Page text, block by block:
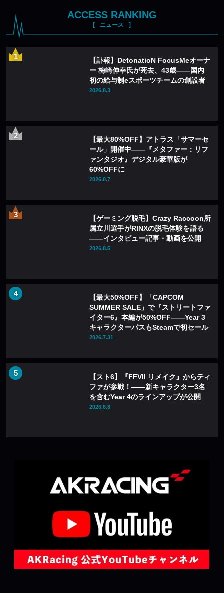
ACCESS RANKING
ニュース
【訃報】DetonatioN FocusMeオーナ
ー 梅崎伸幸氏が死去、43歳——国内
初の給与制eスポーツチームの創設者
2026.8.3
【最大80%OFF】アトラス「サマーセ
ール」開催中——『メタファー：リフ
ァンタジオ』デジタル豪華版が
60%OFFに
2026.8.7
【ゲーミング脱毛】Crazy Raccoon所
属立川選手がRINXの脱毛体験を語る
——インタビュー記事・動画を公開
2026.8.5
【最大50%OFF】「CAPCOM
SUMMER SALE」で『ストリートファ
イター6』本編が50%OFF——Year 3
キャラクターパスもSteamで初セール
2026.7.31
【スト6】『FFVII リメイク』からティ
ファが参戦！――新キャラクター3名
を含むYear 4のラインアップが公開
2026.6.8